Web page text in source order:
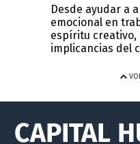
Desde ayudar a
emocional en
espíritu creativo,
implicancias del